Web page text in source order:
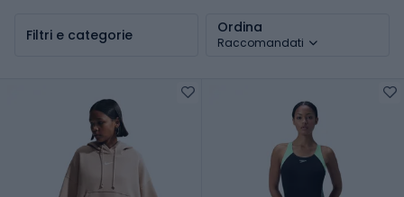
Filtri e categorie Ordina
Raccomandati